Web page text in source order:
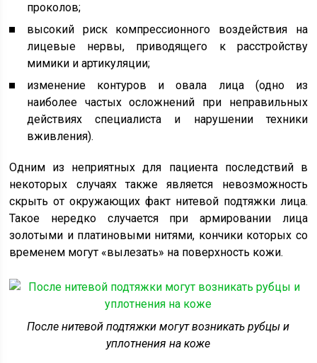
проколов;
высокий риск компрессионного воздействия на
лицевые нервы, приводящего к расстройству
мимики и артикуляции;
изменение контуров и овала лица (одно из
наиболее частых осложнений при неправильных
действиях специалиста и нарушении техники
вживления).
Одним из неприятных для пациента последствий в
некоторых случаях также является невозможность
скрыть от окружающих факт нитевой подтяжки лица.
Такое нередко случается при армировании лица
золотыми и платиновыми нитями, кончики которых со
временем могут «вылезать» на поверхность кожи.
После нитевой подтяжки могут возникать рубцы и
уплотнения на коже